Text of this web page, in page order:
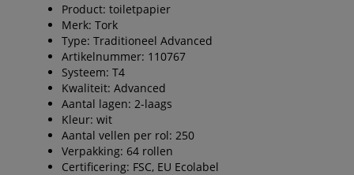
Product: toiletpapier
Merk: Tork
Type: Traditioneel Advanced
Artikelnummer: 110767
Systeem: T4
Kwaliteit: Advanced
Aantal lagen: 2-laags
Kleur: wit
Aantal vellen per rol: 250
Verpakking: 64 rollen
Certificering: FSC, EU Ecolabel